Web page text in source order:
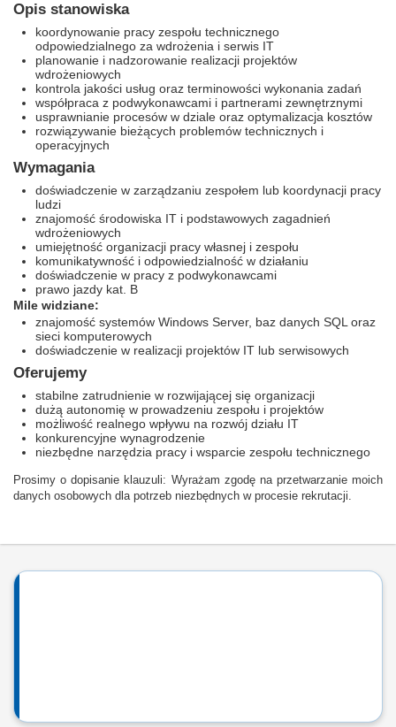
Opis stanowiska
koordynowanie pracy zespołu technicznego
odpowiedzialnego za wdrożenia i serwis IT
planowanie i nadzorowanie realizacji projektów
wdrożeniowych
kontrola jakości usług oraz terminowości wykonania zadań
współpraca z podwykonawcami i partnerami zewnętrznymi
usprawnianie procesów w dziale oraz optymalizacja kosztów
rozwiązywanie bieżących problemów technicznych i
operacyjnych
Wymagania
doświadczenie w zarządzaniu zespołem lub koordynacji pracy
ludzi
znajomość środowiska IT i podstawowych zagadnień
wdrożeniowych
umiejętność organizacji pracy własnej i zespołu
komunikatywność i odpowiedzialność w działaniu
doświadczenie w pracy z podwykonawcami
prawo jazdy kat. B
Mile widziane:
znajomość systemów Windows Server, baz danych SQL oraz
sieci komputerowych
doświadczenie w realizacji projektów IT lub serwisowych
Oferujemy
stabilne zatrudnienie w rozwijającej się organizacji
dużą autonomię w prowadzeniu zespołu i projektów
możliwość realnego wpływu na rozwój działu IT
konkurencyjne wynagrodzenie
niezbędne narzędzia pracy i wsparcie zespołu technicznego
Prosimy o dopisanie klauzuli: Wyrażam zgodę na przetwarzanie moich
danych osobowych dla potrzeb niezbędnych w procesie rekrutacji.